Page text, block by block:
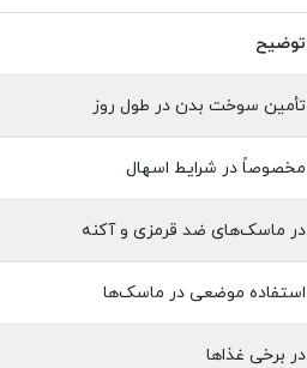
توضیح
تأمین سوخت بدن در طول روز
مخصوصاً در شرایط اسهال
در ماسک‌های ضد قرمزی و آکنه
استفاده موضعی در ماسک‌ها
در برخی غذاها